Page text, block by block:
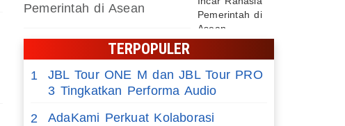
Pemerintah di Asean
TERPOPULER
1
JBL Tour ONE M dan JBL Tour PRO
3 Tingkatkan Performa Audio
2
AdaKami Perkuat Kolaborasi